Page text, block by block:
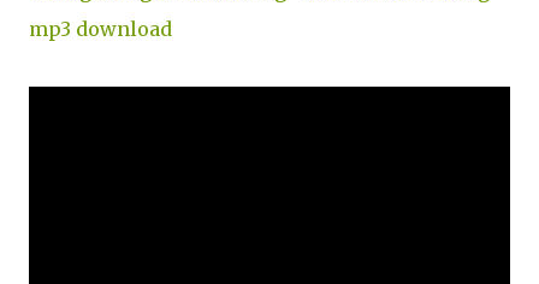
mp3 download